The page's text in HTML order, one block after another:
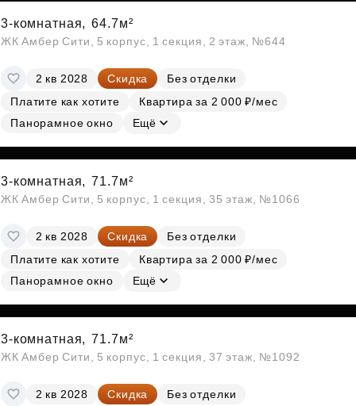
3-комнатная, 64.7м²
ЖК Амбер Сити, 5 корпус, 1 секция, 2 этаж, №644
2 кв 2028 Скидка
Без отделки
Платите как хотите
Квартира за 2 000 ₽/мес
Панорамное окно
Ещё
3-комнатная, 71.7м²
ЖК Амбер Сити, 5 корпус, 1 секция, 35 этаж, №1066
2 кв 2028 Скидка
Без отделки
Платите как хотите
Квартира за 2 000 ₽/мес
Панорамное окно
Ещё
3-комнатная, 71.7м²
ЖК Амбер Сити, 5 корпус, 1 секция, 37 этаж, №1092
2 кв 2028 Скидка
Без отделки